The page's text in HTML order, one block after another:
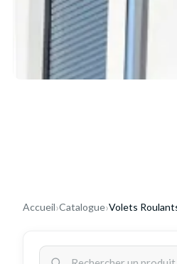
Accueil›Catalogue›Volets